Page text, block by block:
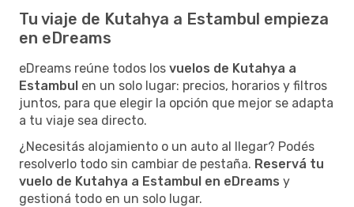
Tu viaje de Kutahya a Estambul empieza
en eDreams
eDreams reúne todos los vuelos de Kutahya a
Estambul en un solo lugar: precios, horarios y filtros
juntos, para que elegir la opción que mejor se adapta
a tu viaje sea directo.
¿Necesitás alojamiento o un auto al llegar? Podés
resolverlo todo sin cambiar de pestaña. Reservá tu
vuelo de Kutahya a Estambul en eDreams y
gestioná todo en un solo lugar.